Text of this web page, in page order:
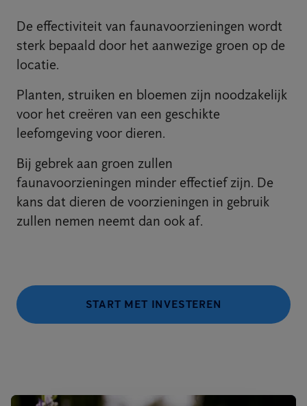
De effectiviteit van faunavoorzieningen wordt
sterk bepaald door het aanwezige groen op de
locatie.
Planten, struiken en bloemen zijn noodzakelijk
voor het creëren van een geschikte
leefomgeving voor dieren.
Bij gebrek aan groen zullen
faunavoorzieningen minder effectief zijn. De
kans dat dieren de voorzieningen in gebruik
zullen nemen neemt dan ook af.
START MET INVESTEREN